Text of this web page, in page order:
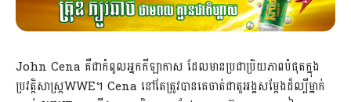
John Cena គឺជាកំពូលអ្នកកីឡាកាស ដែលមានប្រជាប្រិយភាពបំផុតក្នុង
ប្រវត្តិសាស្រ្ដWWE។ Cena នៅតែត្រូវបានគេចាត់ជាតួអង្គសម្ដែងដ៏ល្បីម្នាក់